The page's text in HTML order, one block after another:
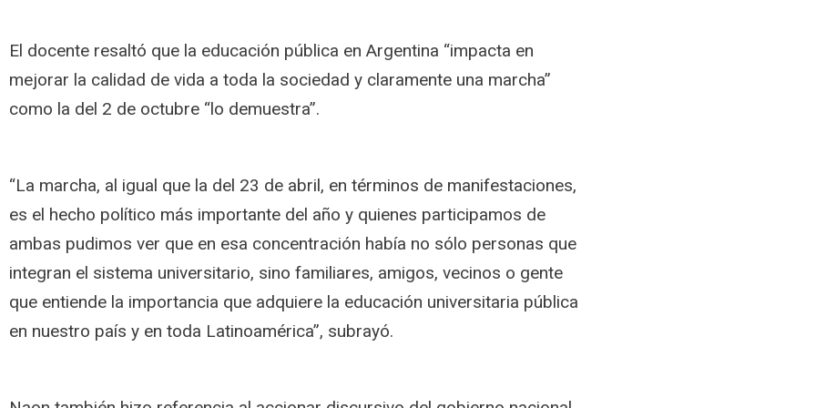
El docente resaltó que la educación pública en Argentina “impacta en
mejorar la calidad de vida a toda la sociedad y claramente una marcha”
como la del 2 de octubre “lo demuestra”.
“La marcha, al igual que la del 23 de abril, en términos de manifestaciones,
es el hecho político más importante del año y quienes participamos de
ambas pudimos ver que en esa concentración había no sólo personas que
integran el sistema universitario, sino familiares, amigos, vecinos o gente
que entiende la importancia que adquiere la educación universitaria pública
en nuestro país y en toda Latinoamérica”, subrayó.